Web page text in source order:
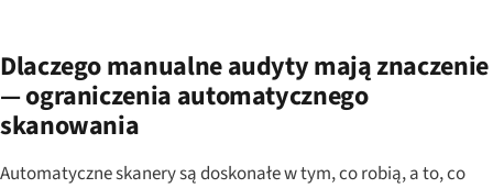
Dlaczego manualne audyty mają znaczenie
— ograniczenia automatycznego
skanowania
Automatyczne skanery są doskonałe w tym, co robią, a to, co